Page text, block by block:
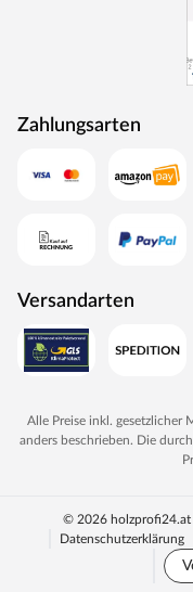
Zahlungsarten
Versandarten
Alle Preise inkl. gesetzlicher
anders beschrieben. Die
© 2026 holzprofi24.at
Datenschutzerklärung